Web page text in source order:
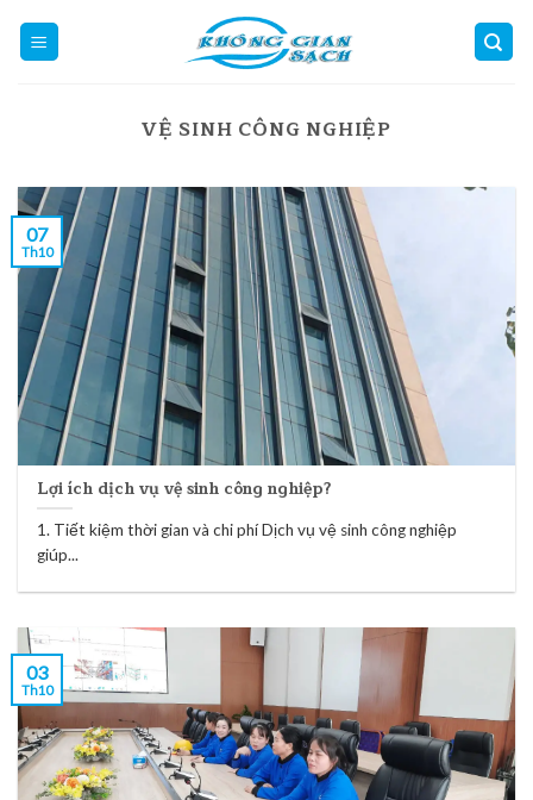
VỆ SINH CÔNG NGHIỆP
Lợi ích dịch vụ vệ sinh công nghiệp?
1. Tiết kiệm thời gian và chi phí Dịch vụ vệ sinh công nghiệp
giúp...
07
Th10
03
Th10